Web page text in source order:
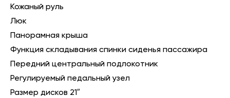
Кожаный руль
Люк
Панорамная крыша
Функция складывания спинки сиденья пассажира
Передний центральный подлокотник
Регулируемый педальный узел
Размер дисков 21″